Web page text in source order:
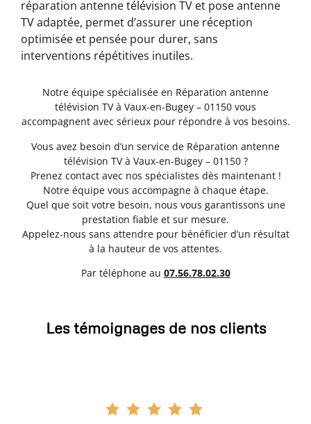
réparation antenne télévision TV et pose antenne
TV adaptée, permet d’assurer une réception
optimisée et pensée pour durer, sans
interventions répétitives inutiles.
Notre équipe spécialisée en Réparation antenne
télévision TV à Vaux-en-Bugey – 01150 vous
accompagnent avec sérieux pour répondre à vos besoins.
Vous avez besoin d’un service de Réparation antenne
télévision TV à Vaux-en-Bugey – 01150 ?
Prenez contact avec nos spécialistes dès maintenant !
Notre équipe vous accompagne à chaque étape.
Quel que soit votre besoin, nous vous garantissons une
prestation fiable et sur mesure.
Appelez-nous sans attendre pour bénéficier d’un résultat
à la hauteur de vos attentes.
Par téléphone au 07.56.78.02.30
Les témoignages de nos clients